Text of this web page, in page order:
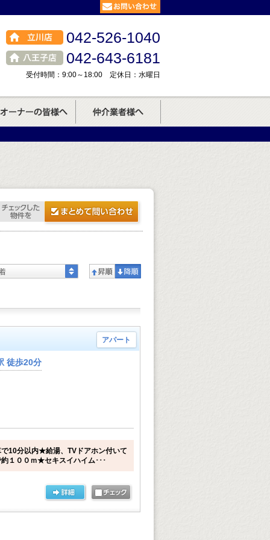
042-526-1040
042-643-6181
受付時間：9:00～18:00 定休日：水曜日
アパート
徒歩20分
10分以内★給湯、TVドアホン付いて
１００ｍ★セキスイハイム･･･